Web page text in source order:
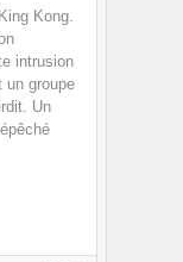
Kong.
intrusion
un groupe
Un